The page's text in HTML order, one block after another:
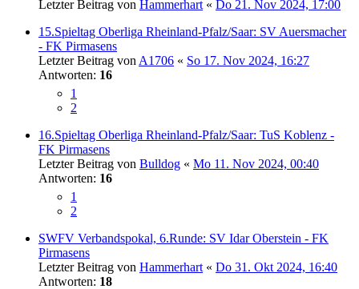
Letzter Beitrag von Hammerhart « Do 21. Nov 2024, 17:00
15.Spieltag Oberliga Rheinland-Pfalz/Saar: SV Auersmacher
- FK Pirmasens
Letzter Beitrag von A1706 « So 17. Nov 2024, 16:27
Antworten: 16
1
2
16.Spieltag Oberliga Rheinland-Pfalz/Saar: TuS Koblenz -
FK Pirmasens
Letzter Beitrag von Bulldog « Mo 11. Nov 2024, 00:40
Antworten: 16
1
2
SWFV Verbandspokal, 6.Runde: SV Idar Oberstein - FK
Pirmasens
Letzter Beitrag von Hammerhart « Do 31. Okt 2024, 16:40
Antworten: 18